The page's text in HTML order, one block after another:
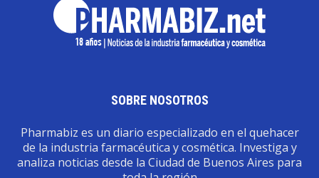
SOBRE NOSOTROS
Pharmabiz es un diario especializado en el quehacer
de la industria farmacéutica y cosmética. Investiga y
analiza noticias desde la Ciudad de Buenos Aires para